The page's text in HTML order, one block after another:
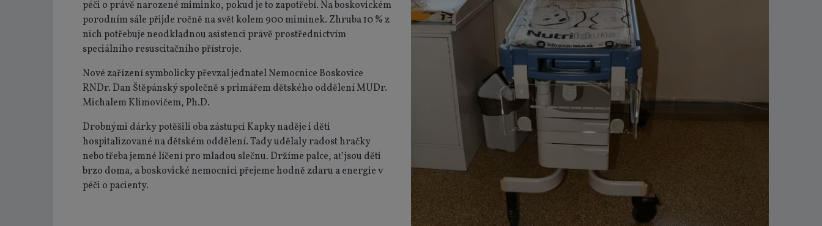
péči o právě narozené miminko, pokud je to zapotřebí. Na boskovickém
porodním sále přijde ročně na svět kolem 900 miminek. Zhruba 10 % z
nich potřebuje neodkladnou asistenci právě prostřednictvím
speciálního resuscitačního přístroje.
Nové zařízení symbolicky převzal jednatel Nemocnice Boskovice
RNDr. Dan Štěpánský společně s primářem dětského oddělení MUDr.
Michalem Klimovičem, Ph.D.
Drobnými dárky potěšili oba zástupci Kapky naděje i děti
hospitalizované na dětském oddělení. Tady udělaly radost hračky
nebo třeba jemné líčení pro mladou slečnu. Držíme palce, ať jsou děti
brzo doma, a boskovické nemocnici přejeme hodně zdaru a energie v
péči o pacienty.